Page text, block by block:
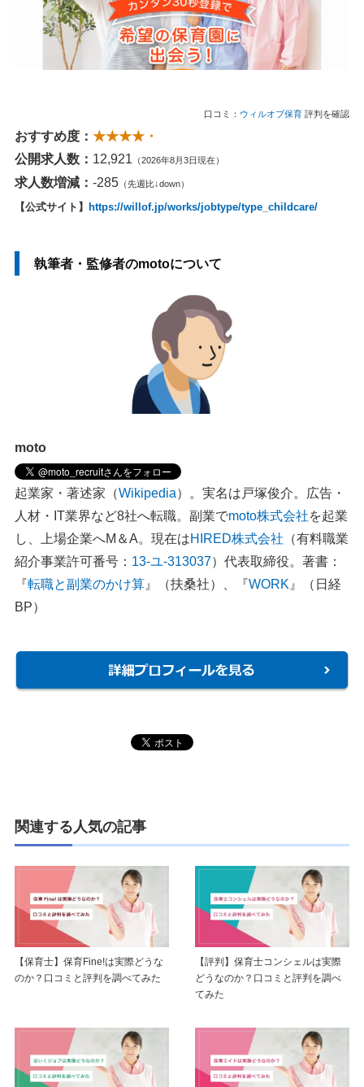
口コミ： ウィルオブ保育 評判を確認
おすすめ度： ★★★★・
公開求人数： 12,921 （2026年8月3日現在）
求人数増減： -285 （先週比↓down）
【公式サイト】 https://willof.jp/works/jobtype/type_childcare/
執筆者・監修者のmotoについて
moto
起業家・著述家（Wikipedia）。実名は戸塚俊介。広告・
人材・IT業界など8社へ転職。副業でmoto株式会社を起業
し、上場企業へM＆A。現在はHIRED株式会社 （有料職業
紹介事業許可番号： 13-ユ-313037）代表取締役。著書：
『転職と副業のかけ算 』（扶桑社）、『WORK 』（日経
BP）
関連する人気の記事
【保育士】保育Fine!は実際どうな
のか？口コミと評判を調べてみた
【評判】保育士コンシェルは実際
どうなのか？口コミと評判を調べ
てみた